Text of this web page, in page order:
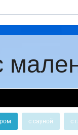
с сауной с